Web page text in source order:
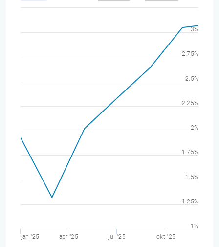
jan "25 apr "25 jul "25 okt "25
1%
1.25%
1.5%
1.75%
2%
2.25%
2.5%
2.75%
3%